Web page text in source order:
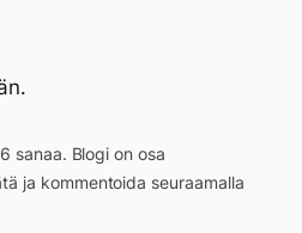
sanaa. Blogi on osa
ja kommentoida seuraamalla